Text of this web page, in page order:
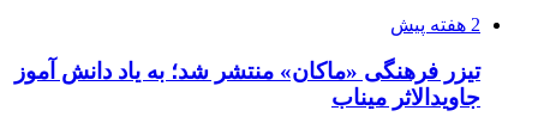
2 هفته پیش
تیزر فرهنگی «ماکان» منتشر شد؛ به یاد دانش آموز
جاویدالاثر میناب